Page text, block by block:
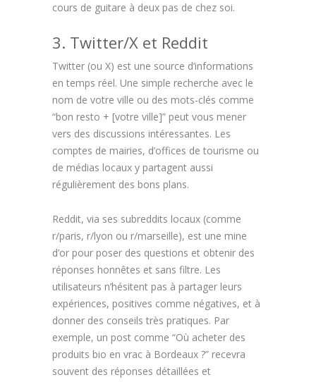
cours de guitare à deux pas de chez soi.
3. Twitter/X et Reddit
Twitter (ou X) est une source d’informations
en temps réel. Une simple recherche avec le
nom de votre ville ou des mots-clés comme
“bon resto + [votre ville]” peut vous mener
vers des discussions intéressantes. Les
comptes de mairies, d’offices de tourisme ou
de médias locaux y partagent aussi
régulièrement des bons plans.
Reddit, via ses subreddits locaux (comme
r/paris, r/lyon ou r/marseille), est une mine
d’or pour poser des questions et obtenir des
réponses honnêtes et sans filtre. Les
utilisateurs n’hésitent pas à partager leurs
expériences, positives comme négatives, et à
donner des conseils très pratiques. Par
exemple, un post comme “Où acheter des
produits bio en vrac à Bordeaux ?” recevra
souvent des réponses détaillées et